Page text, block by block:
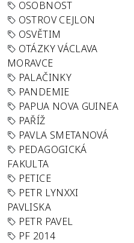
OSOBNOST
OSTROV CEJLON
OSVĚTIM
OTÁZKY VÁCLAVA
MORAVCE
PALAČINKY
PANDEMIE
PAPUA NOVA GUINEA
PAŘÍŽ
PAVLA SMETANOVÁ
PEDAGOGICKÁ
FAKULTA
PETICE
PETR LYNXXI
PAVLISKA
PETR PAVEL
PF 2014